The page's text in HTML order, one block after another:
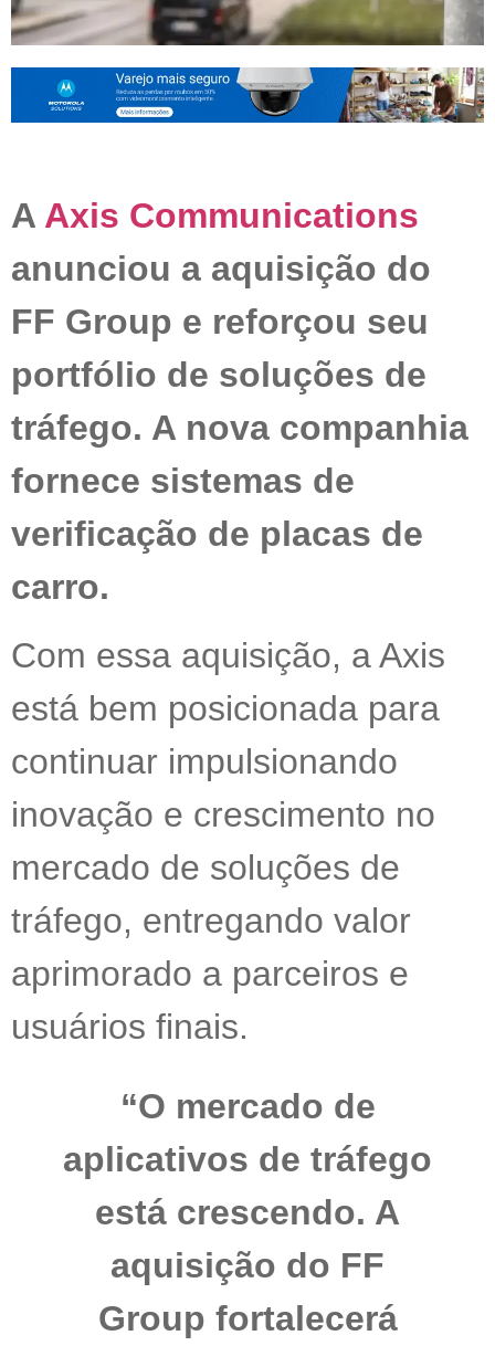
A Axis Communications
anunciou a aquisição do
FF Group e reforçou seu
portfólio de soluções de
tráfego. A nova companhia
fornece sistemas de
verificação de placas de
carro.
Com essa aquisição, a Axis
está bem posicionada para
continuar impulsionando
inovação e crescimento no
mercado de soluções de
tráfego, entregando valor
aprimorado a parceiros e
usuários finais.
“O mercado de
aplicativos de tráfego
está crescendo. A
aquisição do FF
Group fortalecerá